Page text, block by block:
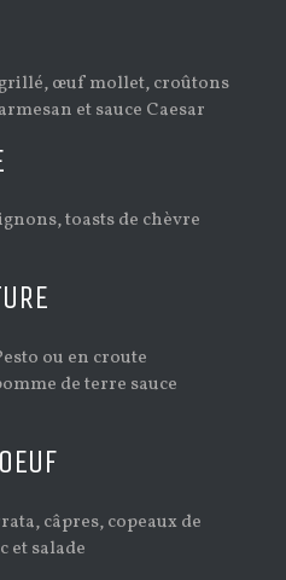
grillé, œuf mollet, croûtons
et sauce Caesar
toasts de chèvre
ou en croute
de terre sauce
câpres, copeaux de
et salade